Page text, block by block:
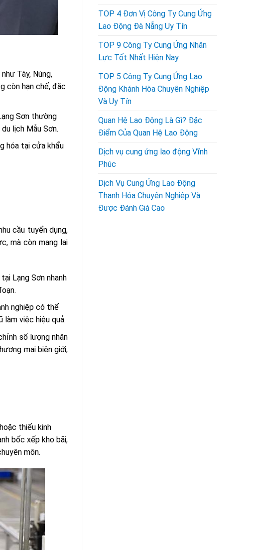
Tày, Nùng,
còn hạn chế, đặc
Sơn thường
lịch Mẫu Sơn.
hóa tại cửa khẩu
cầu tuyển dụng,
mà còn mang lại
Lạng Sơn nhanh
nghiệp có thể
việc hiệu quả.
số lượng nhân
mại biên giới,
thiếu kinh
bốc xếp kho bãi,
môn.
TOP 4 Đơn Vị Công Ty Cung Ứng
Lao Động Đà Nẵng Uy Tín
TOP 9 Công Ty Cung Ứng Nhân
Lực Tốt Nhất Hiện Nay
TOP 5 Công Ty Cung Ứng Lao
Động Khánh Hòa Chuyên Nghiệp
Và Uy Tín
Quan Hệ Lao Động Là Gì? Đặc
Điểm Của Quan Hệ Lao Động
Dịch vụ cung ứng lao động Vĩnh
Phúc
Dịch Vụ Cung Ứng Lao Động
Thanh Hóa Chuyên Nghiệp Và
Được Đánh Giá Cao